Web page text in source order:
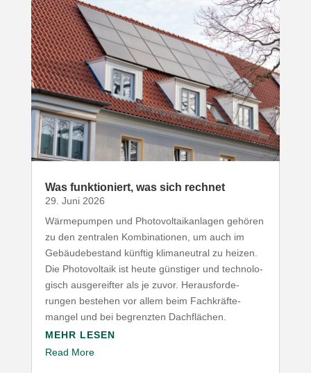
Was funk­tio­niert, was sich rechnet
29. Juni 2026
Wärme­pumpen und Photo­vol­ta­ik­an­lagen gehören
zu den zentralen Kombi­na­tionen, um auch im
Gebäu­de­be­stand künftig klima­neutral zu heizen.
Die Photo­voltaik ist heute günstiger und tech­no­lo­
gisch ausge­reifter als je zuvor. Heraus­for­de­
rungen bestehen vor allem beim Fach­kräf­te­
mangel und bei begrenzten Dachflächen.
MEHR LESEN
Read More